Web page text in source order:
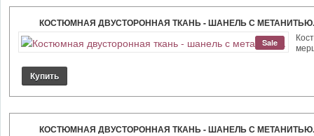
КОСТЮМНАЯ ДВУСТОРОННАЯ ТКАНЬ - ШАНЕЛЬ С МЕТАНИТЬЮ.
Sale
КОСТЮМНАЯ ДВУСТОРОННАЯ ТКАНЬ - ШАНЕЛЬ С МЕТАНИТЬЮ.